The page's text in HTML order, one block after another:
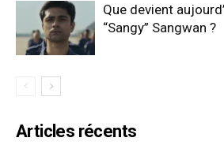
Que devient
“Sangy” Sangwan ?
Articles récents